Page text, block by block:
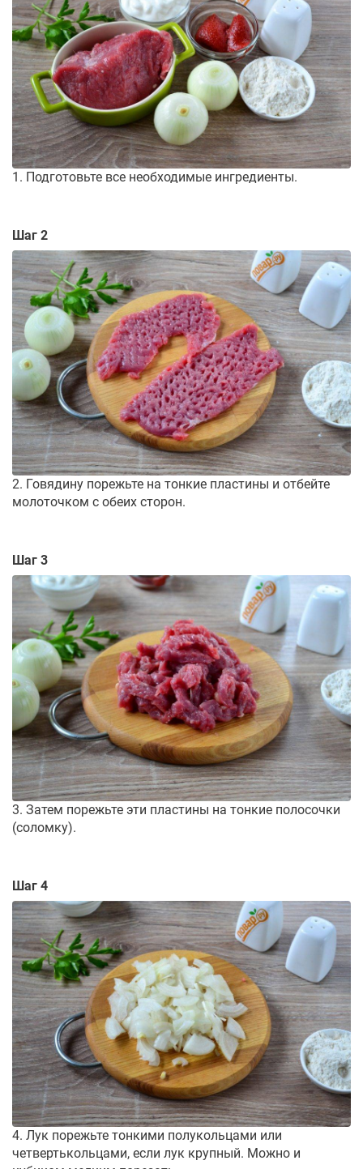
1. Подготовьте все необходимые ингредиенты.
Шаг 2
2. Говядину порежьте на тонкие пластины и отбейте
молоточком с обеих сторон.
Шаг 3
3. Затем порежьте эти пластины на тонкие полосочки
(соломку).
Шаг 4
4. Лук порежьте тонкими полукольцами или
четвертькольцами, если лук крупный. Можно и